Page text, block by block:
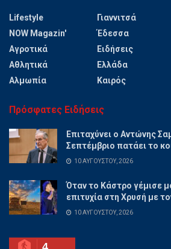
Lifestyle
NOW Magazin'
Αγροτικά
Αθλητικά
Αλμωπία
Γιαννιτσά
Έδεσσα
Ειδήσεις
Ελλάδα
Καιρός
Πρόσφατες Ειδήσεις
Επιταχύνει ο Αντώνης
Σεπτέμβριο πατάει το
10 ΑΥΓΟΎΣΤΟΥ, 2026
Όταν το Κάστρο γέμισε
επιτυχία στη Χρυσή με
10 ΑΥΓΟΎΣΤΟΥ, 2026
4